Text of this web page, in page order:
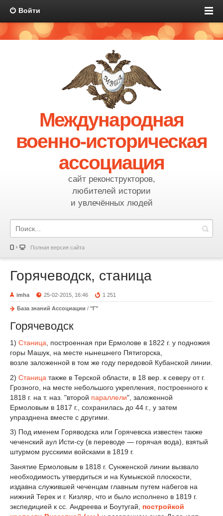
Войти
Международная
военно-историческая
ассоциация
сайт реконструкторов,
любителей истории
и увлечённых людей
Полная версия сайта
Горячеводск, станица
imha 25-02-2015, 16:46 1 251
База знаний Ассоциации / "Г"
Горячеводск
1) Станица , построенная при Ермолове в 1822 г. у подножия
горы Машук, на месте нынешнего Пятигорска,
возле заложенной в том же году передовой Кубанской линии.
2) Станица также в Терской области, в 18 вер. к северу от г.
Грозного, на месте небольшого укрепления, построенного к
1818 г. на т. наз. "второй параллели", заложенной
Ермоловым в 1817 г., сохранилась до 44 г., у затем
упразднена вместе с другими.
3) Под именем Горяводска или Горячевска известен также
чеченский аул Исти-су (в переводе — горячая вода), взятый
штурмом русскими войсками в 1819 г.
Занятие Ермоловым в 1818 г. Сунженской линии вызвало
необходимость утвердиться и на Кумыкской плоскости,
издавна служившей чеченцам главным путем набегов на
нижний Терек и г. Кизляр, что и было исполнено в 1819 г.
экспедицией к сс. Андреева и Боутугай, постройкой